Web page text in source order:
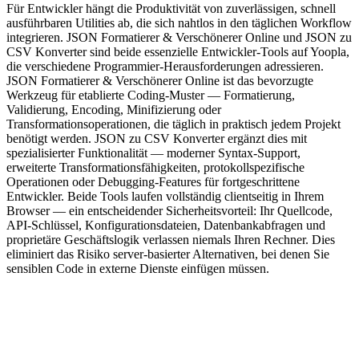
Für Entwickler hängt die Produktivität von zuverlässigen, schnell
ausführbaren Utilities ab, die sich nahtlos in den täglichen Workflow
integrieren. JSON Formatierer & Verschönerer Online und JSON zu
CSV Konverter sind beide essenzielle Entwickler-Tools auf Yoopla,
die verschiedene Programmier-Herausforderungen adressieren.
JSON Formatierer & Verschönerer Online ist das bevorzugte
Werkzeug für etablierte Coding-Muster — Formatierung,
Validierung, Encoding, Minifizierung oder
Transformationsoperationen, die täglich in praktisch jedem Projekt
benötigt werden. JSON zu CSV Konverter ergänzt dies mit
spezialisierter Funktionalität — moderner Syntax-Support,
erweiterte Transformationsfähigkeiten, protokollspezifische
Operationen oder Debugging-Features für fortgeschrittene
Entwickler. Beide Tools laufen vollständig clientseitig in Ihrem
Browser — ein entscheidender Sicherheitsvorteil: Ihr Quellcode,
API-Schlüssel, Konfigurationsdateien, Datenbankabfragen und
proprietäre Geschäftslogik verlassen niemals Ihren Rechner. Dies
eliminiert das Risiko server-basierter Alternativen, bei denen Sie
sensiblen Code in externe Dienste einfügen müssen.